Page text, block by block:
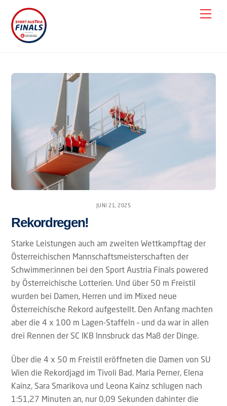
content
JUNI 21, 2025
Rekordregen!
Starke Leistungen auch am zweiten Wettkampftag der
Österreichischen Mannschaftsmeisterschaften der
Schwimmer:innen bei den Sport Austria Finals powered
by Österreichische Lotterien. Und über 50 m Freistil
wurden bei Damen, Herren und im Mixed neue
Österreichische Rekord aufgestellt. Den Anfang machten
aber die 4 x 100 m Lagen-Staffeln – und da war in allen
drei Rennen der SC IKB Innsbruck das Maß der Dinge.
Über die 4 x 50 m Freistil eröffneten die Damen von SU
Wien die Rekordjagd im Tivoli Bad. Maria Perner, Elena
Kainz, Sara Smarikova und Leona Kainz schlugen nach
1:51,27 Minuten an, nur 0,09 Sekunden dahinter die